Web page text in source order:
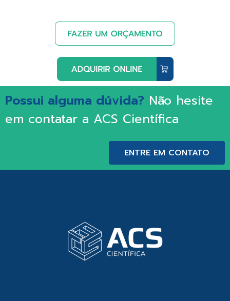
Possui alguma dúvida? Não hesite
em contatar a ACS Científica
ENTRE EM CONTATO